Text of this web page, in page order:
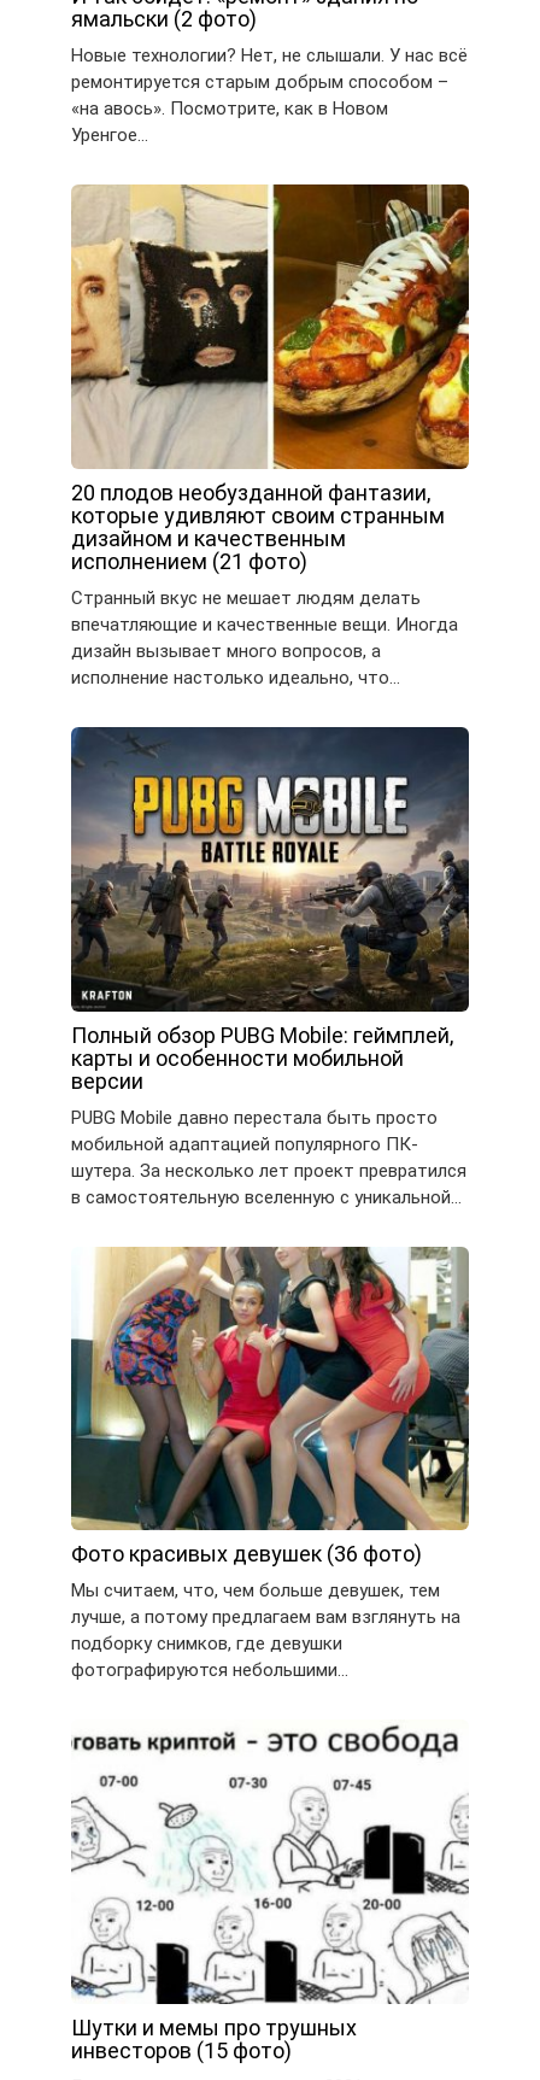
ямальски (2 фото)
Новые технологии? Нет, не слышали. У нас всё
ремонтируется старым добрым способом –
«на авось». Посмотрите, как в Новом
Уренгое…
20 плодов необузданной фантазии,
которые удивляют своим странным
дизайном и качественным
исполнением (21 фото)
Странный вкус не мешает людям делать
впечатляющие и качественные вещи. Иногда
дизайн вызывает много вопросов, а
исполнение настолько идеально, что…
Полный обзор PUBG Mobile: геймплей,
карты и особенности мобильной
версии
PUBG Mobile давно перестала быть просто
мобильной адаптацией популярного ПК-
шутера. За несколько лет проект превратился
в самостоятельную вселенную с уникальной…
Фото красивых девушек (36 фото)
Мы считаем, что, чем больше девушек, тем
лучше, а потому предлагаем вам взглянуть на
подборку снимков, где девушки
фотографируются небольшими…
Шутки и мемы про трушных
инвесторов (15 фото)